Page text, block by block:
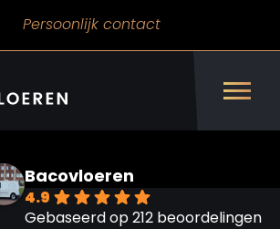
Persoonlijk contact
Jones
Bacovloeren
4.9
Gebaseerd op 212 beoordelingen